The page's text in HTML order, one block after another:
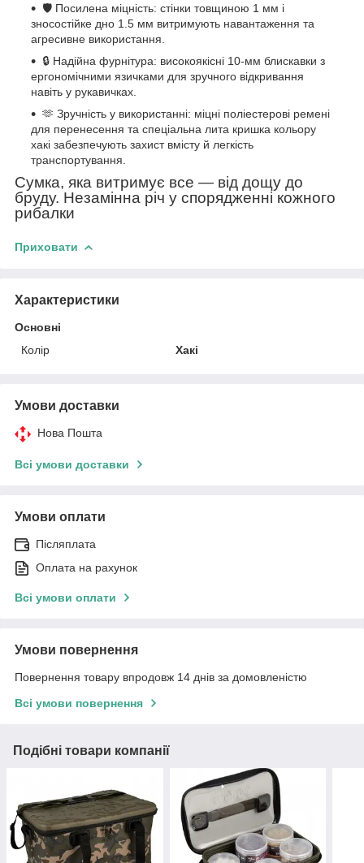
🛡️ Посилена міцність: стінки товщиною 1 мм і
зносостійке дно 1.5 мм витримують навантаження та
агресивне використання.
🔒 Надійна фурнітура: високоякісні 10-мм блискавки з
ергономічними язичками для зручного відкривання
навіть у рукавичках.
🫶 Зручність у використанні: міцні поліестерові ремені
для перенесення та спеціальна литa кришка кольору
хакі забезпечують захист вмісту й легкість
транспортування.
Сумка, яка витримує все — від дощу до
бруду. Незамінна річ у спорядженні кожного
рибалки
Приховати
Характеристики
Основні
Колір
Хакі
Умови доставки
Нова Пошта
Всі умови доставки
Умови оплати
Післяплата
Оплата на рахунок
Всі умови оплати
Умови повернення
Повернення товару впродовж 14 днів за домовленістю
Всі умови повернення
Подібні товари компанії